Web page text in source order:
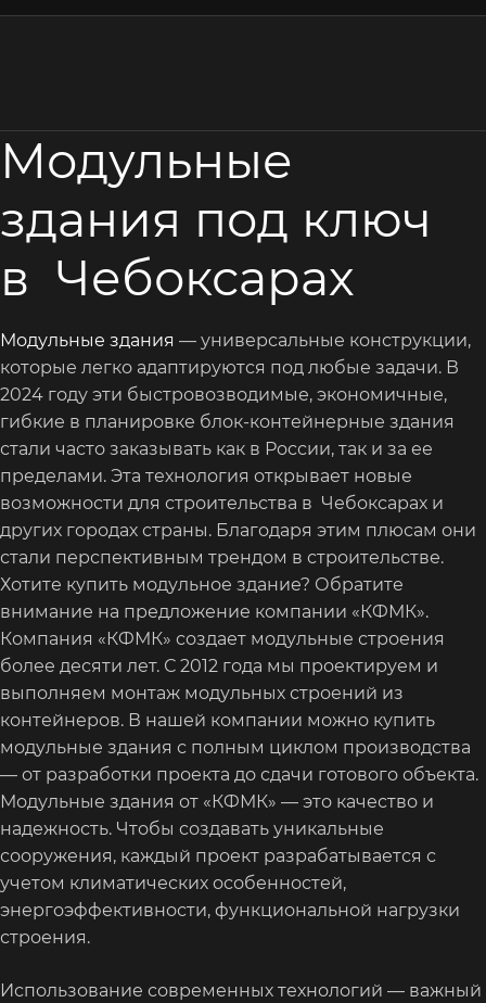
Модульные
здания под ключ
в Чебоксарах
Модульные здания — универсальные конструкции,
которые легко адаптируются под любые задачи. В
2024 году эти быстровозводимые, экономичные,
гибкие в планировке блок-контейнерные здания
стали часто заказывать как в России, так и за ее
пределами. Эта технология открывает новые
возможности для строительства в Чебоксарах и
других городах страны. Благодаря этим плюсам они
стали перспективным трендом в строительстве.
Хотите купить модульное здание? Обратите
внимание на предложение компании «КФМК».
Компания «КФМК» создает модульные строения
более десяти лет. С 2012 года мы проектируем и
выполняем монтаж модульных строений из
контейнеров. В нашей компании можно купить
модульные здания с полным циклом производства
— от разработки проекта до сдачи готового объекта.
Модульные здания от «КФМК» — это качество и
надежность. Чтобы создавать уникальные
сооружения, каждый проект разрабатывается с
учетом климатических особенностей,
энергоэффективности, функциональной нагрузки
строения.
Использование современных технологий — важный